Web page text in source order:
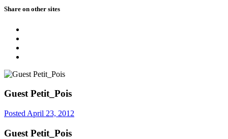
Share on other sites
Guest Petit_Pois
Posted April 23, 2012
Guest Petit_Pois